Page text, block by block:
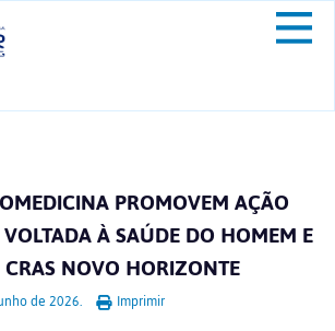
PROMOVEM AÇÃO
À SAÚDE DO HOMEM E
NOVO HORIZONTE
de 2026. Imprimir